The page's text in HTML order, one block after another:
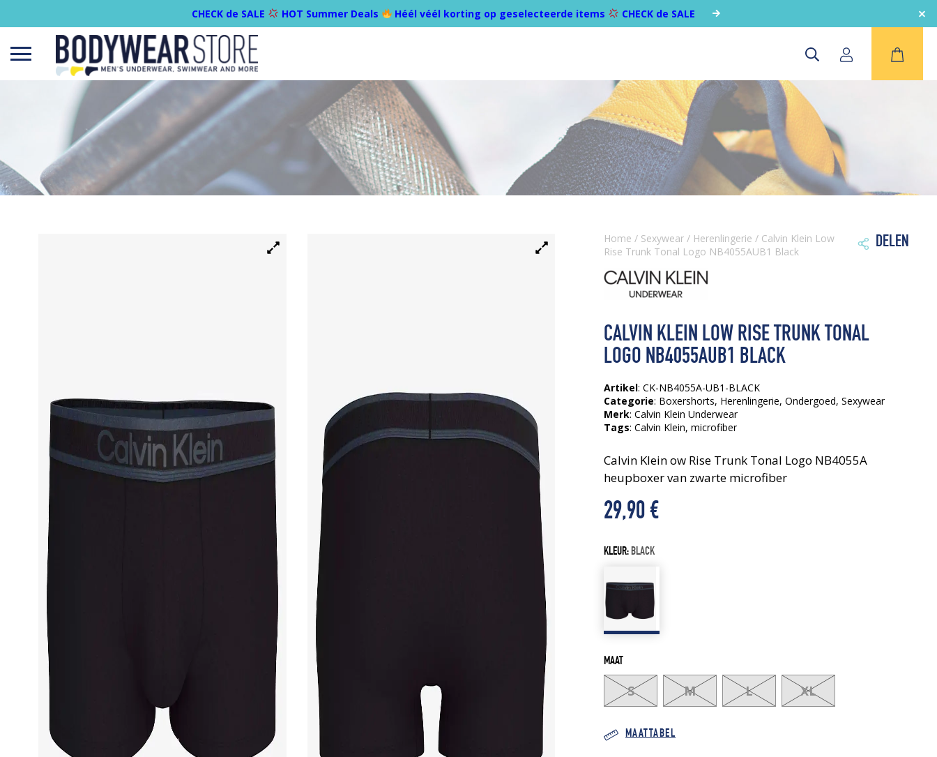
CHECK de SALE HOT Summer Deals Héél véél korting op geselecteerde items CHECK de SALE
Open
Home / Sexywear / Herenlingerie / Calvin Klein Low
Rise Trunk Tonal Logo NB4055AUB1 Black
 DELEN
CALVIN KLEIN LOW RISE TRUNK TONAL
LOGO NB4055AUB1 BLACK
Artikel: CK-NB4055A-UB1-BLACK
Categorie: Boxershorts, Herenlingerie,Ondergoed,Sexywear
Merk: Calvin Klein Underwear
Tags:Calvin Klein, microfiber
Calvin Klein ow Rise Trunk Tonal Logo NB4055A
heupboxer van zwarte microfiber
29,90€
KLEUR:BLACK
MAAT
S M L XL
MAATTABEL